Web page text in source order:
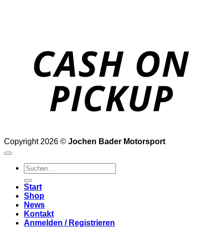
Copyright 2026 © Jochen Bader Motorsport
Suchen
nach:
Start
Shop
News
Kontakt
Anmelden / Registrieren